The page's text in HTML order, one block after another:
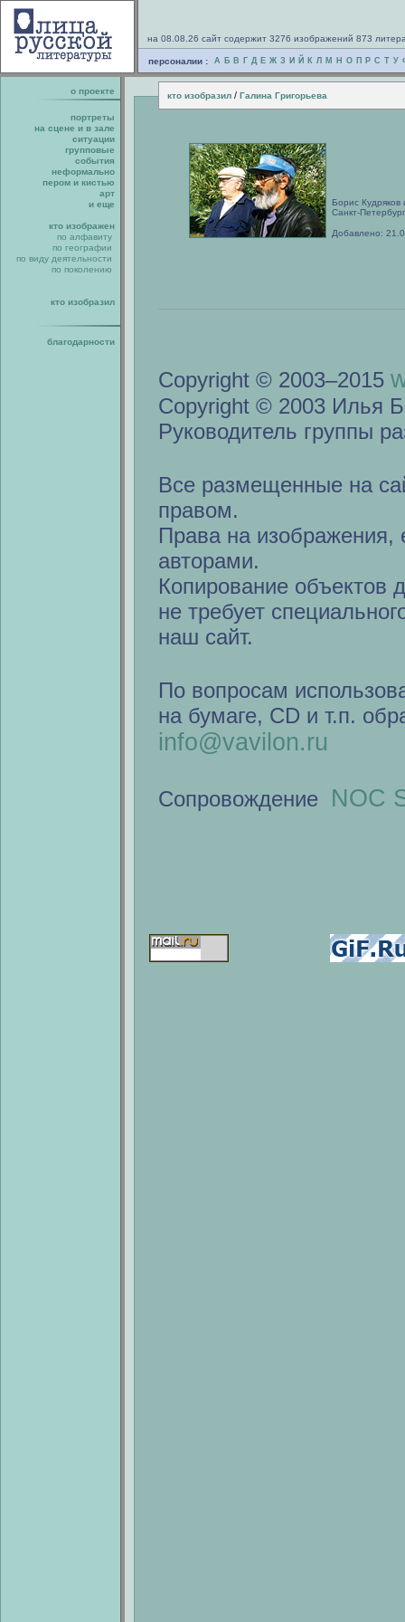
на 08.08.26 сайт содержит 3276 изображений 873
персоналии : А Б В Г Д Е Ж З И Й К Л М Н О П Р С Т У
о проекте кто изобразил / Галина Григорьева
портреты
на сцене и в зале
ситуации
групповые
события
неформально
пером и кистью
арт
и еще
кто изображен
по алфавиту
по географии
по виду деятельности
по поколению
кто изобразил
благодарности
Борис
Санкт-
Добавлено:
Copyright © 2003–2015
Copyright © 2003 Илья
Руководитель группы
Все размещенные на
правом.
Права на изображения,
авторами.
Копирование объектов
не требует
наш сайт.
По вопросам
на бумаге, CD и т.п.
info@vavilon.ru
Сопровождение NOC